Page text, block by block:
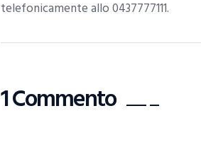
telefonicamente allo 0437777111.
1 Commento